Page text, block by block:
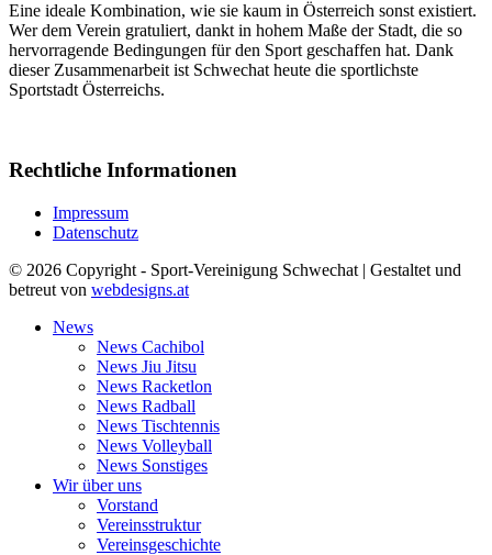
Eine ideale Kombination, wie sie kaum in Österreich sonst existiert.
Wer dem Verein gratuliert, dankt in hohem Maße der Stadt, die so
hervorragende Bedingungen für den Sport geschaffen hat. Dank
dieser Zusammenarbeit ist Schwechat heute die sportlichste
Sportstadt Österreichs.
Rechtliche Informationen
Impressum
Datenschutz
© 2026 Copyright - Sport-Vereinigung Schwechat | Gestaltet und
betreut von webdesigns.at
News
News Cachibol
News Jiu Jitsu
News Racketlon
News Radball
News Tischtennis
News Volleyball
News Sonstiges
Wir über uns
Vorstand
Vereinsstruktur
Vereinsgeschichte